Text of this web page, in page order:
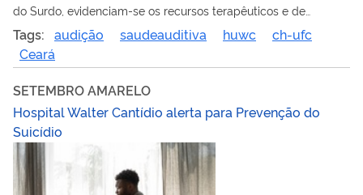
do Surdo, evidenciam-se os recursos terapêuticos e de
reabilitação para pacientes com perda auditiva
Tags: audição saudeauditiva huwc
ch-ufc
Ceará
SETEMBRO AMARELO
Hospital Walter Cantídio alerta para Prevenção do
Suicídio